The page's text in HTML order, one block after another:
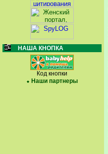
НАША КНОПКА
Код кнопки
Наши партнеры